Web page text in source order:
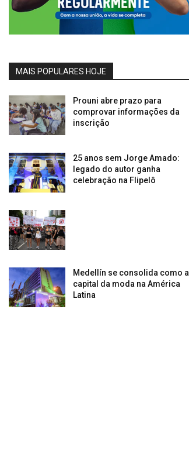
MAIS POPULARES HOJE
Prouni abre prazo para
comprovar informações da
inscrição
25 anos sem Jorge Amado:
legado do autor ganha
celebração na Flipelô
Medellín se consolida como a
capital da moda na América
Latina